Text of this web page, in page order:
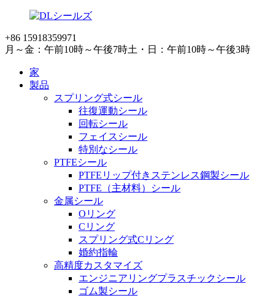
+86 15918359971
月～金：午前10時～午後7時土・日：午前10時～午後3時
家
製品
スプリング式シール
往復運動シール
回転シール
フェイスシール
特別なシール
PTFEシール
PTFEリップ付きステンレス鋼製シール
PTFE（主材料）シール
金属シール
Oリング
Cリング
スプリング式Cリング
婚約指輪
高精度カスタマイズ
エンジニアリングプラスチックシール
ゴム製シール